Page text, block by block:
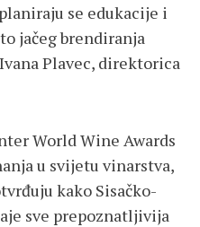
se edukacije i
jačeg brendiranja
Plavec, direktorica
World Wine Awards
u svijetu vinarstva,
kako Sisačko-
sve prepoznatljivija